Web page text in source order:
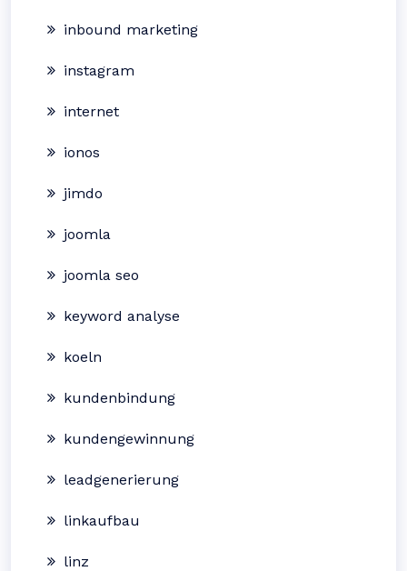
inbound marketing
instagram
internet
ionos
jimdo
joomla
joomla seo
keyword analyse
koeln
kundenbindung
kundengewinnung
leadgenerierung
linkaufbau
linz